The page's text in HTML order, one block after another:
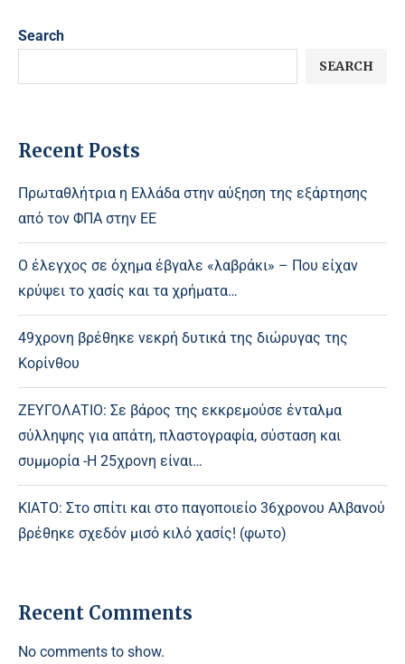
Search
SEARCH
Recent Posts
Πρωταθλήτρια η Ελλάδα στην αύξηση της εξάρτησης
από τον ΦΠΑ στην ΕΕ
Ο έλεγχος σε όχημα έβγαλε «λαβράκι» – Που είχαν
κρύψει το χασίς και τα χρήματα…
49χρονη βρέθηκε νεκρή δυτικά της διώρυγας της
Κορίνθου
ΖΕΥΓΟΛΑΤΙΟ: Σε βάρος της εκκρεμούσε ένταλμα
σύλληψης για απάτη, πλαστογραφία, σύσταση και
συμμορία -Η 25χρονη είναι…
ΚΙΑΤΟ: Στο σπίτι και στο παγοποιείο 36χρονου Αλβανού
βρέθηκε σχεδόν μισό κιλό χασίς! (φωτο)
Recent Comments
No comments to show.